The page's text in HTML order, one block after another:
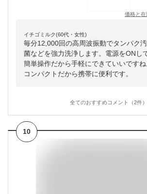
価格と在
イチゴミルク(60代・女性)
毎分12,000回の高周波振動でタンパク
菌などを強力洗浄します。電源をONし
簡単操作だから手軽にできていいです
コンパクトだから携帯に便利です。
全てのおすすめコメント（2件）
10